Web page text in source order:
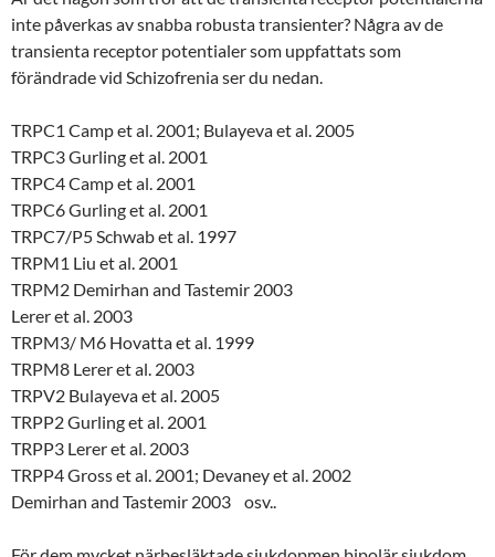
inte påverkas av snabba robusta transienter? Några av de
transienta receptor potentialer som uppfattats som
förändrade vid Schizofrenia ser du nedan.
TRPC1 Camp et al. 2001; Bulayeva et al. 2005
TRPC3 Gurling et al. 2001
TRPC4 Camp et al. 2001
TRPC6 Gurling et al. 2001
TRPC7/P5 Schwab et al. 1997
TRPM1 Liu et al. 2001
TRPM2 Demirhan and Tastemir 2003
Lerer et al. 2003
TRPM3/ M6 Hovatta et al. 1999
TRPM8 Lerer et al. 2003
TRPV2 Bulayeva et al. 2005
TRPP2 Gurling et al. 2001
TRPP3 Lerer et al. 2003
TRPP4 Gross et al. 2001; Devaney et al. 2002
Demirhan and Tastemir 2003 osv..